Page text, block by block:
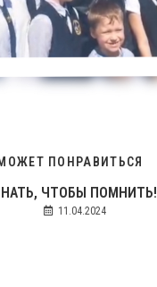
ПОНРАВИТЬСЯ
ЧТОБЫ ПОМНИТЬ!
11.04.2024